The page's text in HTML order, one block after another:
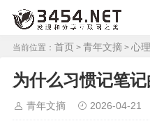
当前位置： 首页 > 青年文摘 > 心
为什么习惯记笔
青年文摘 2026-04-21